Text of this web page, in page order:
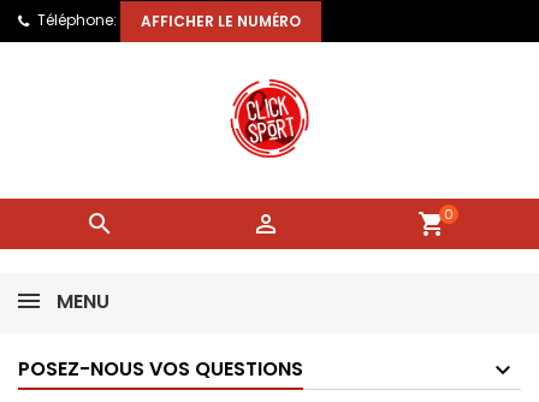
Téléphone: AFFICHER LE NUMÉRO
  shopping_cart0
MENU
POSEZ-NOUS VOS QUESTIONS